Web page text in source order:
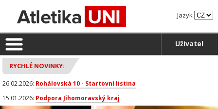
Jazyk
Uživatel
RYCHLÉ NOVINKY:
26.02.2026: Rohálovská 10 - Startovní listina
15.01.2026: Podpora Jihomoravský kraj